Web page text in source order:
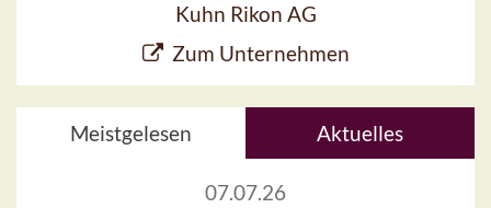
Kuhn Rikon AG
Zum Unternehmen
Meistgelesen Aktuelles
07.07.26